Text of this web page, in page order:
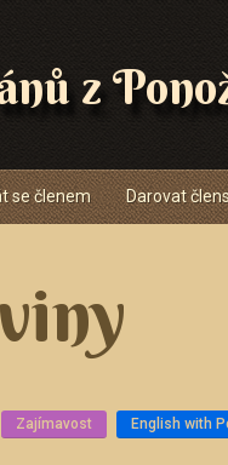
z
se členem Darovat
Zajímavost English with